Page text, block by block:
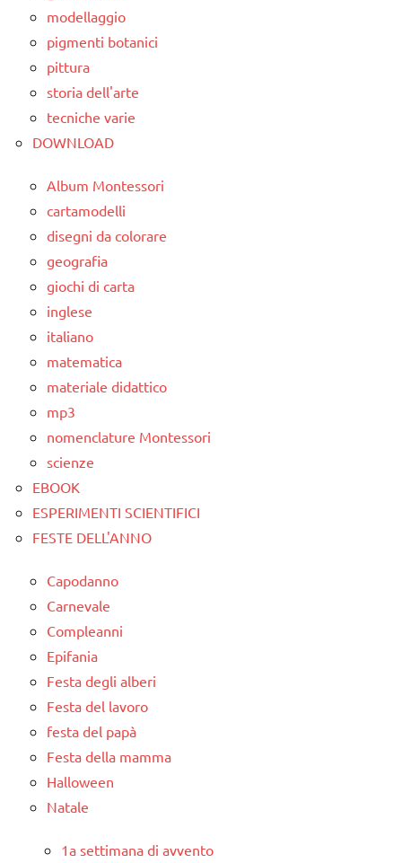
TUTTI GLI
ARGOMENTI
PER ETA'
ARTICOLI
1a-5a
geometria
LIBRI E
ALBI
ILLUSTRATI
MATEMATICA
TUTTI GLI
ARGOMENTI
TUTTI GLI
ARTICOLI
modellaggio
pigmenti botanici
pittura
storia dell'arte
tecniche varie
DOWNLOAD
Album Montessori
cartamodelli
disegni da colorare
geografia
giochi di carta
inglese
italiano
matematica
materiale didattico
mp3
nomenclature Montessori
scienze
EBOOK
ESPERIMENTI SCIENTIFICI
FESTE DELL'ANNO
Capodanno
Carnevale
Compleanni
Epifania
Festa degli alberi
Festa del lavoro
festa del papà
Festa della mamma
Halloween
Natale
1a settimana di avvento